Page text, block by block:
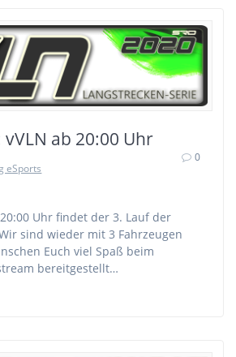
ab 20:00 Uhr
eSports
0
Uhr findet der 3. Lauf der
sind wieder mit 3 Fahrzeugen
Euch viel Spaß beim
bereitgestellt…